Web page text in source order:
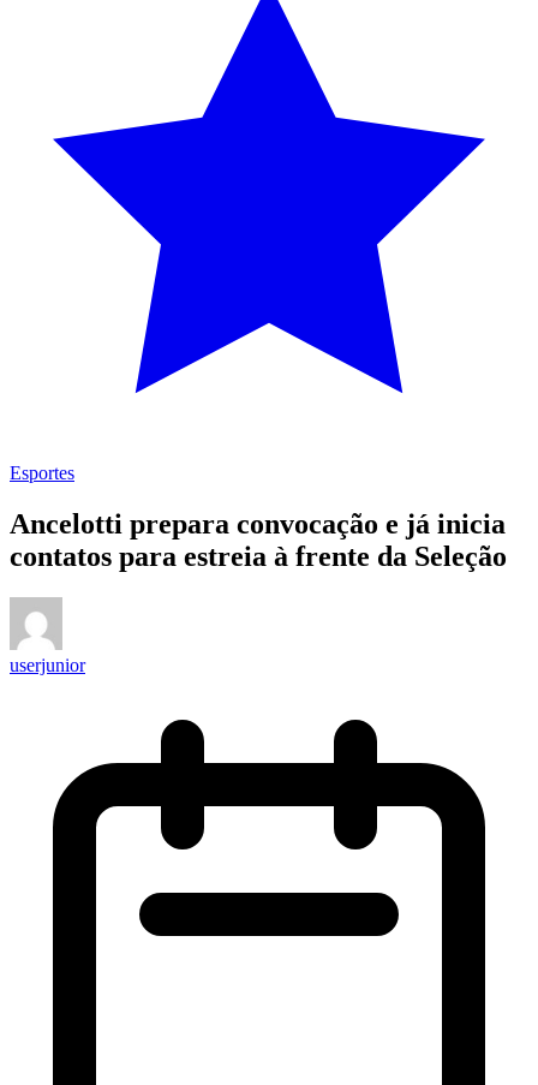
Esportes
Ancelotti prepara convocação e já inicia
contatos para estreia à frente da Seleção
userjunior